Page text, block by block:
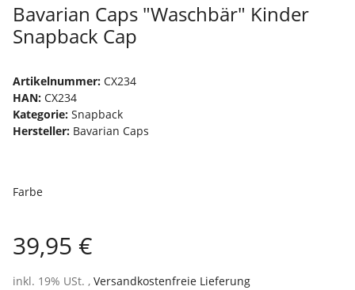
Bavarian Caps "Waschbär" Kinder
Snapback Cap
Artikelnummer: CX234
HAN: CX234
Kategorie: Snapback
Hersteller: Bavarian Caps
Farbe
39,95 €
inkl. 19% USt. , Versandkostenfreie Lieferung